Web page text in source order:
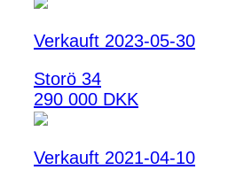
Verkauft 2023-05-30
Storö 34
290 000 DKK
Verkauft 2021-04-10